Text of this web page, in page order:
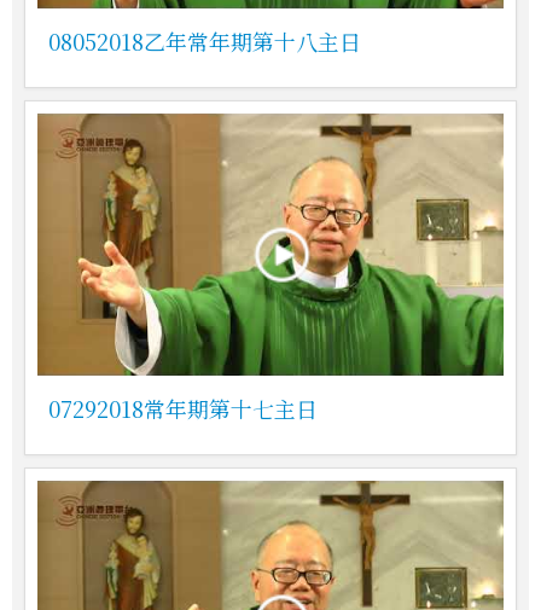
08052018乙年常年期第十八主日
07292018常年期第十七主日